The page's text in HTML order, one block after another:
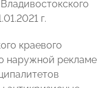
г.
краевого
наружной рекламе